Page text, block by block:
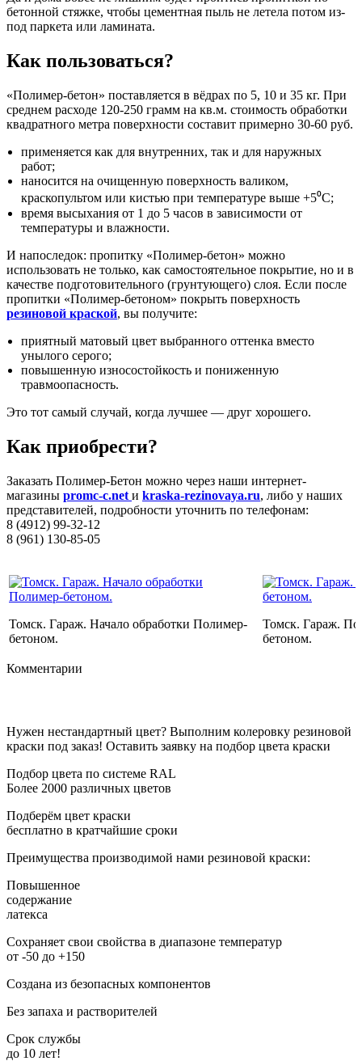
бетонной стяжке, чтобы цементная пыль не летела потом из-
под паркета или ламината.
Как пользоваться?
«Полимер-бетон» поставляется в вёдрах по 5, 10 и 35 кг. При
среднем расходе 120-250 грамм на кв.м. стоимость обработки
квадратного метра поверхности составит примерно 30-60 руб.
применяется как для внутренних, так и для наружных
работ;
наносится на очищенную поверхность валиком,
краскопультом или кистью при температуре выше +5⁰С;
время высыхания от 1 до 5 часов в зависимости от
температуры и влажности.
И напоследок: пропитку «Полимер-бетон» можно
использовать не только, как самостоятельное покрытие, но и в
качестве подготовительного (грунтующего) слоя. Если после
пропитки «Полимер-бетоном» покрыть поверхность
резиновой краской, вы получите:
приятный матовый цвет выбранного оттенка вместо
унылого серого;
повышенную износостойкость и пониженную
травмоопасность.
Это тот самый случай, когда лучшее ― друг хорошего.
Как приобрести?
Заказать Полимер-Бетон можно через наши интернет-
магазины promc-c.net и kraska-rezinovaya.ru, либо у наших
представителей, подробности уточнить по телефонам:
8 (4912) 99-32-12
8 (961) 130-85-05
Томск. Гараж. Начало обработки Полимер-
бетоном.
Томск. Гараж.
бетоном.
Комментарии
Нужен нестандартный цвет? Выполним колеровку резиновой
краски под заказ! Оставить заявку на подбор цвета краски
Подбор цвета по системе RAL
Более 2000 различных цветов
Подберём цвет краски
бесплатно в кратчайшие сроки
Преимущества производимой нами резиновой краски:
Повышенное
содержание
латекса
Сохраняет свои свойства в диапазоне температур
от -50 до +150
Создана из безопасных компонентов
Без запаха и растворителей
Срок службы
до 10 лет!